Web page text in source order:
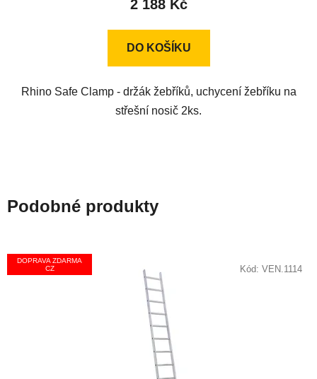
je
z
2 188 Kč
DO KOŠÍKU
Rhino Safe Clamp - držák žebříků, uchycení žebříku na
střešní nosič 2ks.
Podobné produkty
DOPRAVA ZDARMA
CZ
Kód: VEN.1114